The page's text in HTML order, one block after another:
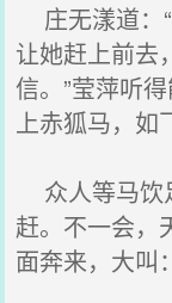
庄无漾道：
让她赶上前去
信。”莹萍听
上赤狐马，如
众人等马饮
赶。不一会，
面奔来，大叫